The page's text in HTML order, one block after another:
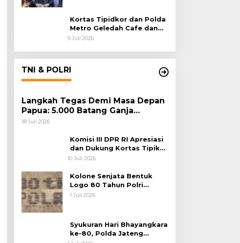
Kortas Tipidkor dan Polda
Metro Geledah Cafe dan
Money Changer
9 Juli 2026
TNI & POLRI
Langkah Tegas Demi Masa Depan
Papua: 5.000 Batang Ganja
Berhasil Diungkap Koops TNI
18 Juli 2026
Komisi III DPR RI Apresiasi
dan Dukung Kortas Tipikor
Polri Usut Dugaan Korupsi
10 Juli 2026
Kolone Senjata Bentuk
Logo 80 Tahun Polri
Warnai Upacara Hari
1 Juli 2026
Syukuran Hari Bhayangkara
ke-80, Polda Jateng